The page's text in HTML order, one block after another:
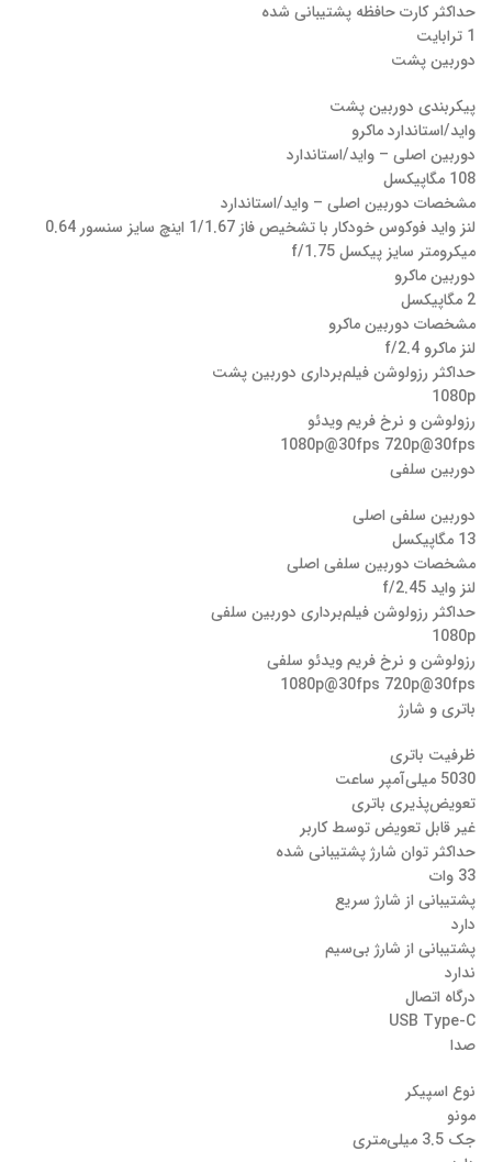
حداکثر کارت حافظه پشتیبانی شده
1 ترابایت
دوربین پشت
پیکربندی دوربین پشت
واید/استاندارد ماکرو
دوربین اصلی – واید/استاندارد
108 مگاپیکسل
مشخصات دوربین اصلی – واید/استاندارد
لنز واید فوکوس خودکار با تشخیص فاز 1/1.67 اینچ سایز سنسور 0.64
میکرومتر سایز پیکسل f/1.75
دوربین ماکرو
2 مگاپیکسل
مشخصات دوربین ماکرو
لنز ماکرو f/2.4
حداکثر رزولوشن فیلم‌برداری دوربین‌ پشت
1080p
رزولوشن و نرخ فریم ویدئو
1080p@30fps 720p@30fps
دوربین سلفی
دوربین سلفی اصلی
13 مگاپیکسل
مشخصات دوربین سلفی اصلی
لنز واید f/2.45
حداکثر رزولوشن فیلم‌برداری دوربین‌ سلفی
1080p
رزولوشن و نرخ فریم ویدئو سلفی
1080p@30fps 720p@30fps
باتری و شارژ
ظرفیت باتری
5030 میلی‌آمپر ساعت
تعویض‌پذیری باتری
غیر قابل تعویض توسط کاربر
حداکثر توان شارژ پشتیبانی شده
33 وات
پشتیبانی از شارژ سریع
دارد
پشتیبانی از شارژ بی‌سیم
ندارد
درگاه اتصال
USB Type-C
صدا
نوع اسپیکر
مونو
جک 3.5 میلی‌متری